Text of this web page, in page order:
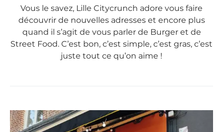
Vous le savez, Lille Citycrunch adore vous faire
découvrir de nouvelles adresses et encore plus
quand il s’agit de vous parler de Burger et de
Street Food. C’est bon, c’est simple, c’est gras, c’est
juste tout ce qu’on aime !